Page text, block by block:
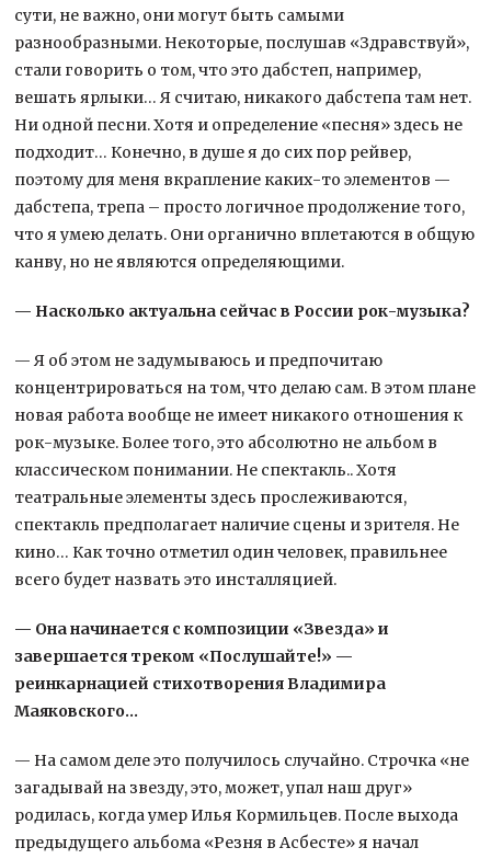
сути, не важно, они могут быть самыми
разнообразными. Некоторые, послушав «Здравствуй»,
стали говорить о том, что это дабстеп, например,
вешать ярлыки… Я считаю, никакого дабстепа там нет.
Ни одной песни. Хотя и определение «песня» здесь не
подходит… Конечно, в душе я до сих пор рейвер,
поэтому для меня вкрапление каких-то элементов —
дабстепа, трепа – просто логичное продолжение того,
что я умею делать. Они органично вплетаются в общую
канву, но не являются определяющими.
— Насколько актуальна сейчас в России рок-музыка?
— Я об этом не задумываюсь и предпочитаю
концентрироваться на том, что делаю сам. В этом плане
новая работа вообще не имеет никакого отношения к
рок-музыке. Более того, это абсолютно не альбом в
классическом понимании. Не спектакль.. Хотя
театральные элементы здесь прослеживаются,
спектакль предполагает наличие сцены и зрителя. Не
кино… Как точно отметил один человек, правильнее
всего будет назвать это инсталляцией.
— Она начинается с композиции «Звезда» и
завершается треком «Послушайте!» —
реинкарнацией стихотворения Владимира
Маяковского…
— На самом деле это получилось случайно. Строчка «не
загадывай на звезду, это, может, упал наш друг»
родилась, когда умер Илья Кормильцев. После выхода
предыдущего альбома «Резня в Асбесте» я начал